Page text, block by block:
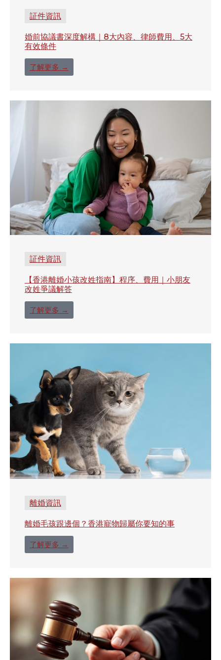
証件資訊
婚前協議書深度解構｜8大內容、律師費用、5大
有效條件
了解更多 →
証件資訊
【香港離婚小孩改姓指南】程序、費用｜小朋友
改姓爭議解答
了解更多 →
離婚資訊
離婚毛孩跟邊個？香港寵物歸屬你要知的事
了解更多 →